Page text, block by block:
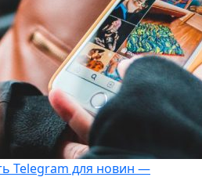
Telegram для новин —